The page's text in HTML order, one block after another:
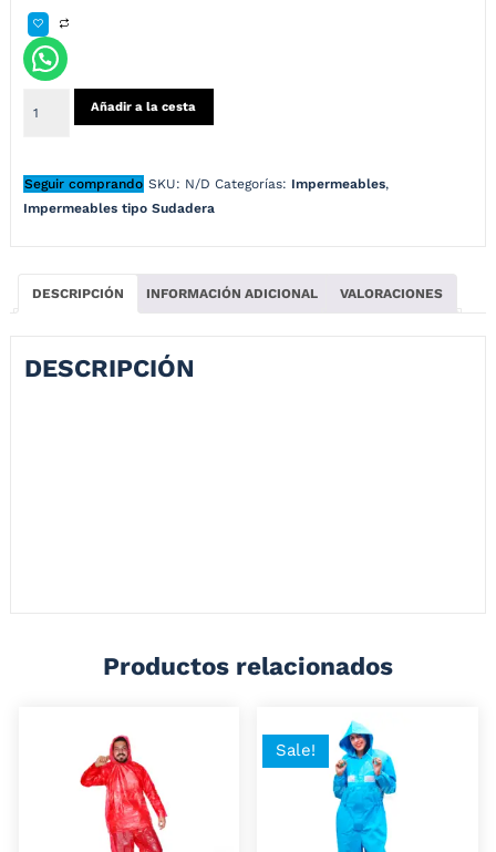
Añadir a la cesta
Seguir comprando SKU: N/D Categorías: Impermeables,
Impermeables tipo Sudadera
DESCRIPCIÓN INFORMACIÓN ADICIONAL VALORACIONES
DESCRIPCIÓN
Productos relacionados
Sale!